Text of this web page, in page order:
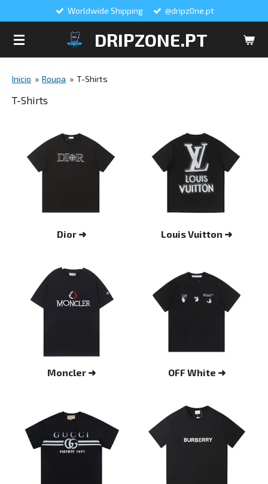
DRIPZONE.PT
Worldwide Shipping @dripz0ne.pt
Inicio » Roupa » T-Shirts
T-Shirts
Dior ➜ Louis Vuitton ➜
Moncler ➜ OFF White ➜